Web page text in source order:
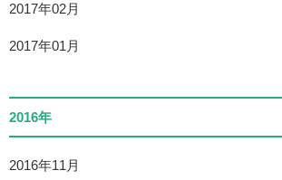
2017年02月
2017年01月
2016年
2016年11月